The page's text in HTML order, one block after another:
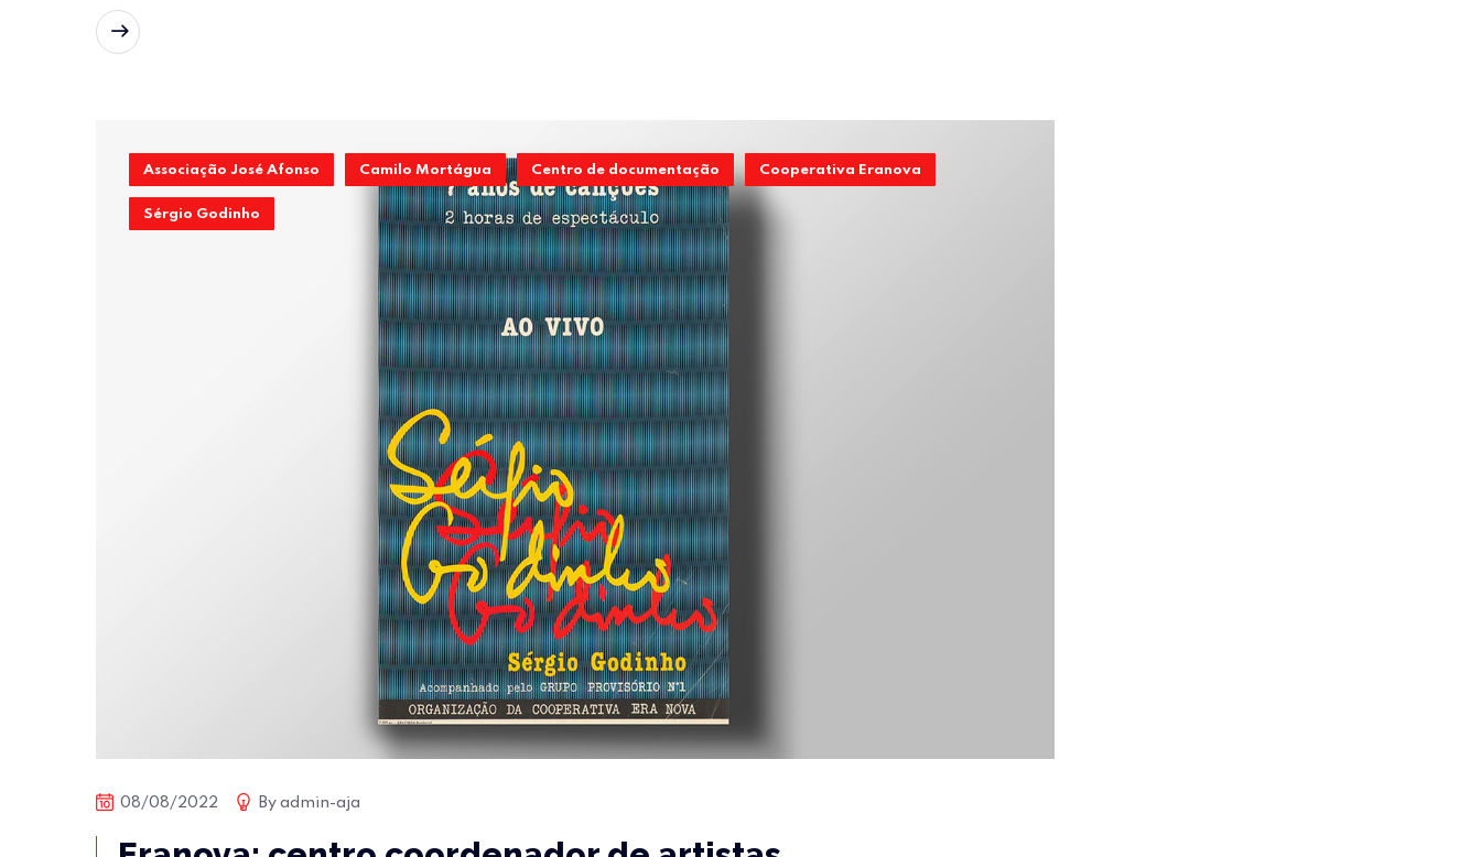
Associação José Afonso Camilo Mortágua Centro de documentação Cooperativa Eranova
Sérgio Godinho
08/08/2022 By admin-aja